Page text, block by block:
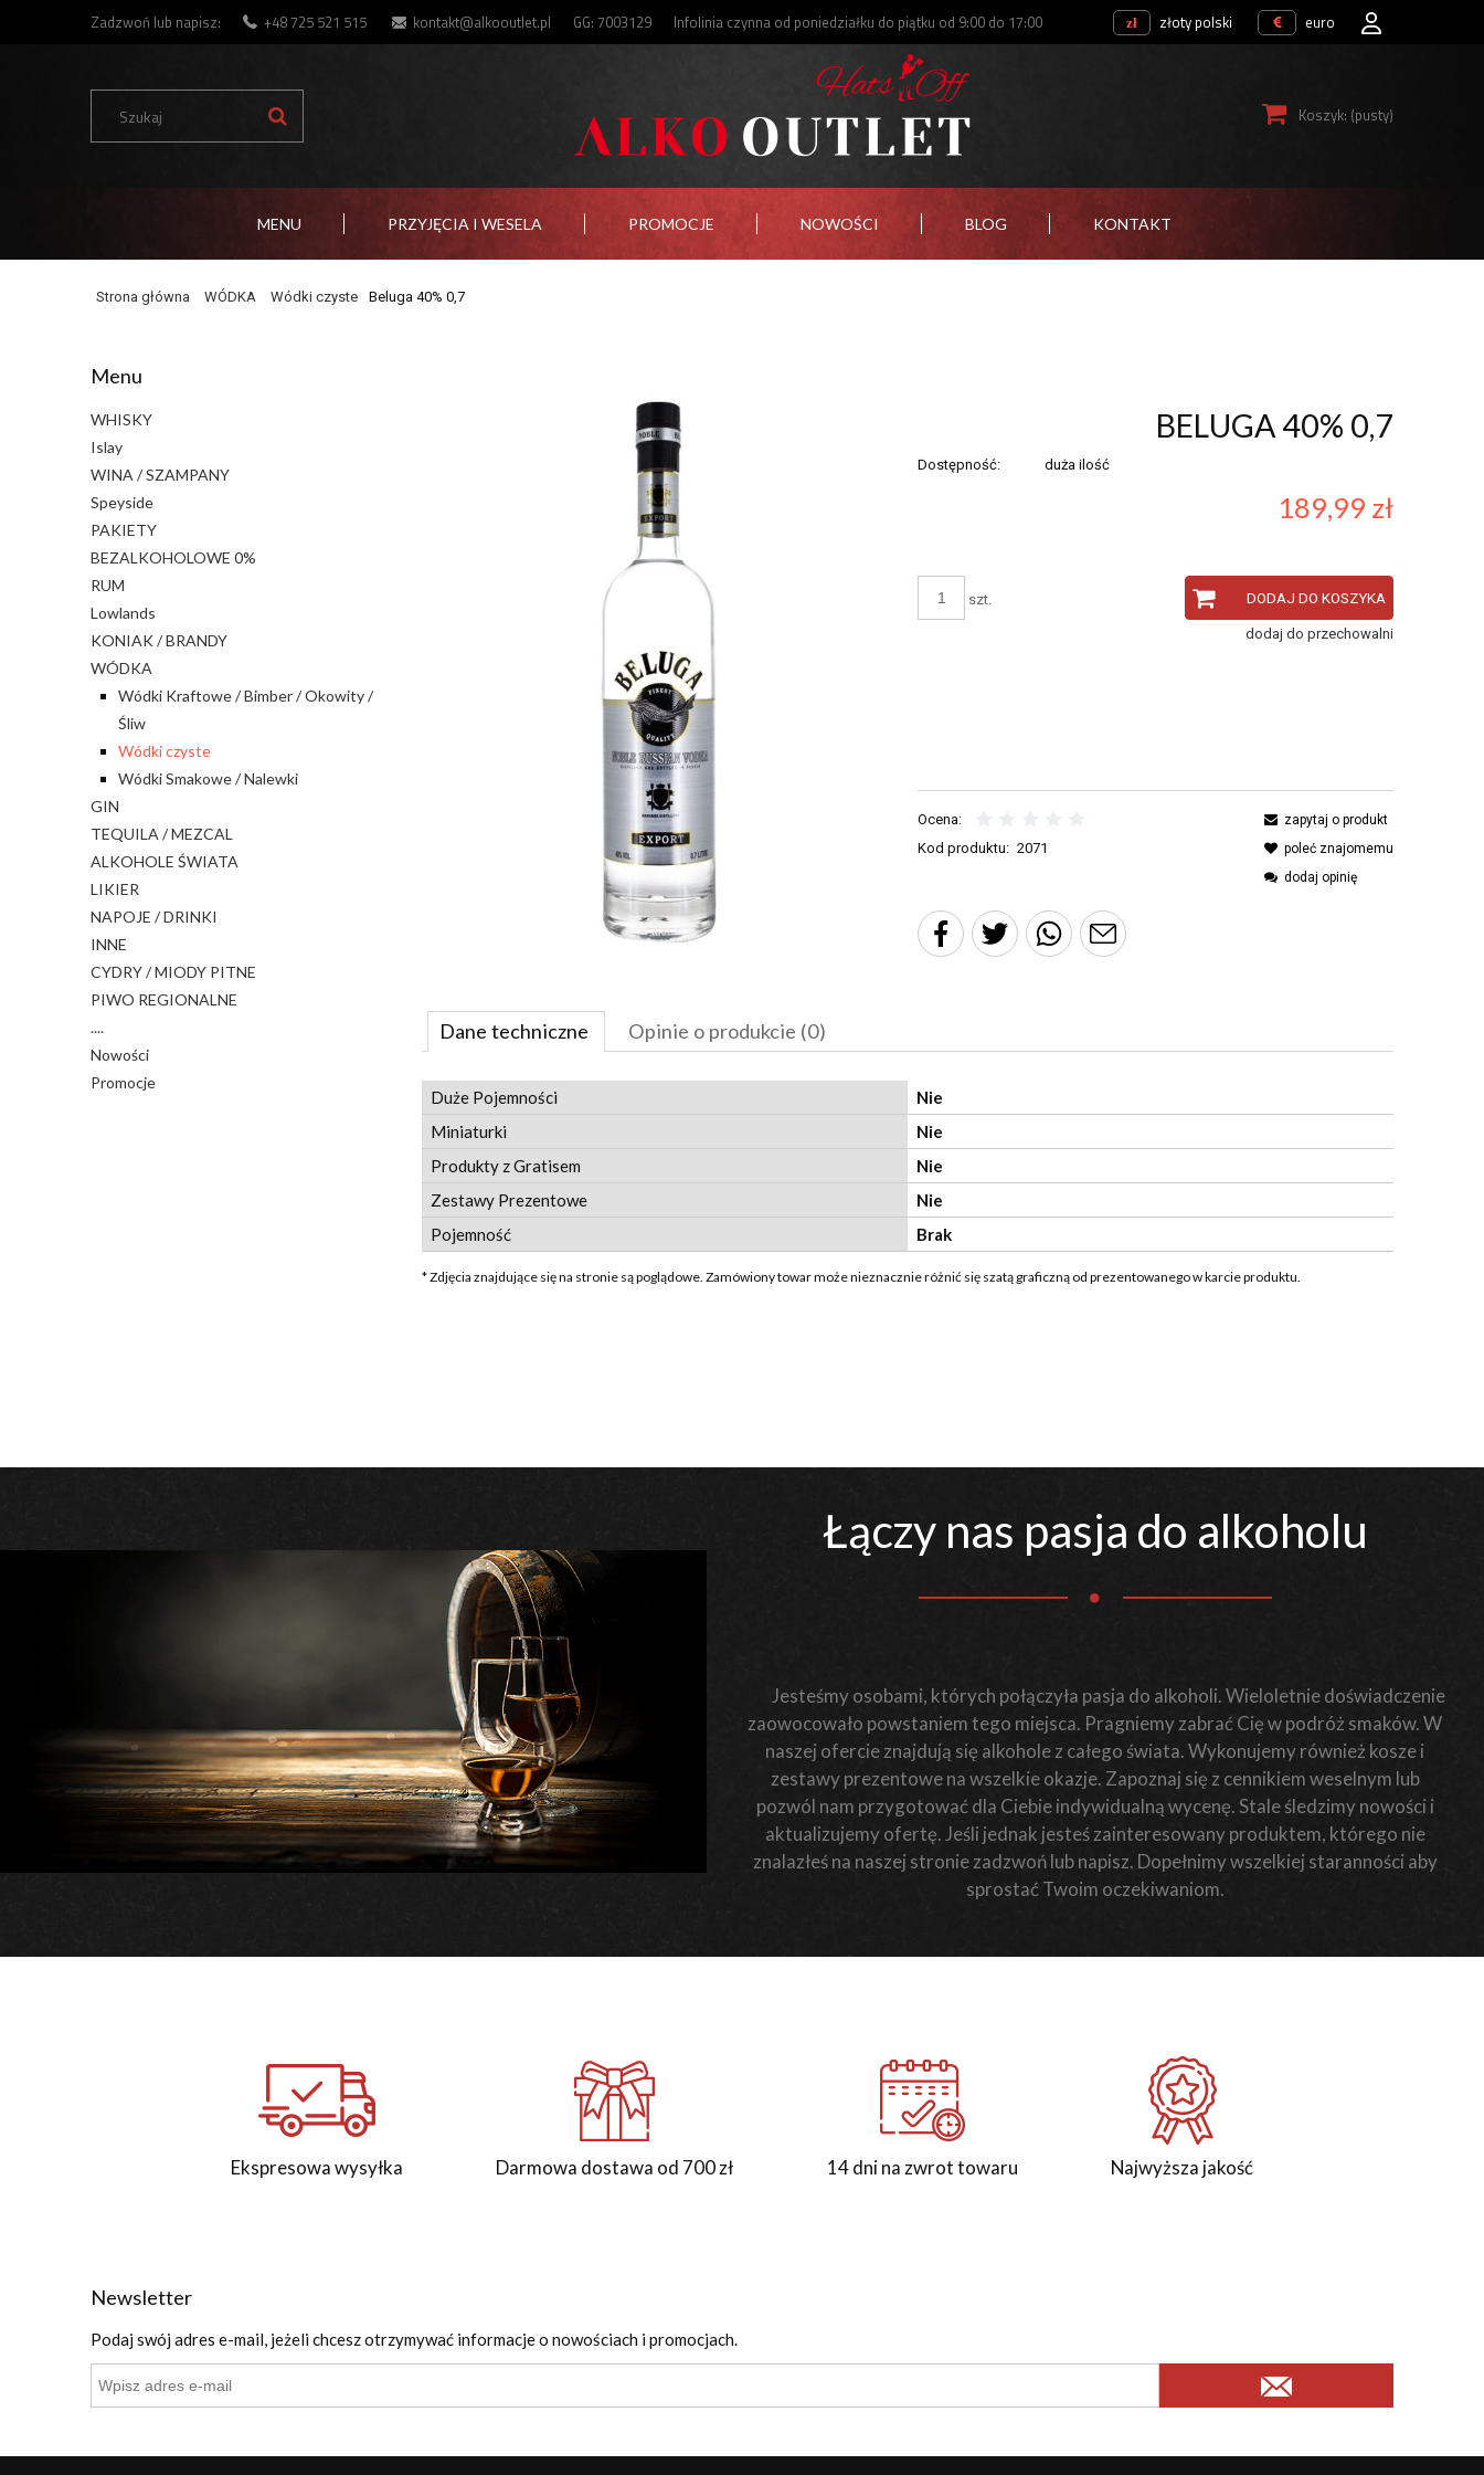
Zadzwoń lub napisz: +48 725 521 515 kontakt@alkooutlet.pl GG: 7003129 Infolinia czynna od poniedziałku do piątku od 9:00 do 17:00 złoty polski euro
Koszyk: (pusty)
MENU PRZYJĘCIA I WESELA PROMOCJE NOWOŚCI BLOG KONTAKT
Strona główna WÓDKA Wódki czyste Beluga 40% 0,7
Menu
WHISKY
Islay
WINA / SZAMPANY
Speyside
PAKIETY
BEZALKOHOLOWE 0%
RUM
Lowlands
KONIAK / BRANDY
WÓDKA
Wódki Kraftowe / Bimber / Okowity /
Śliw
Wódki czyste
Wódki Smakowe / Nalewki
GIN
TEQUILA / MEZCAL
ALKOHOLE ŚWIATA
LIKIER
NAPOJE / DRINKI
INNE
CYDRY / MIODY PITNE
PIWO REGIONALNE
....
Nowości
Promocje
BELUGA 40% 0,7
Dostępność: duża ilość
189,99 zł
szt. DODAJ DO KOSZYKA
dodaj do przechowalni
Ocena:
Kod produktu: 2071
zapytaj o produkt
poleć znajomemu
dodaj opinię
Dane techniczne Opinie o produkcie (0)
Duże Pojemności
Nie
Miniaturki
Nie
Produkty z Gratisem
Nie
Zestawy Prezentowe
Nie
Pojemność
Brak
* Zdjęcia znajdujące się na stronie są poglądowe. Zamówiony towar może nieznacznie różnić się szatą graficzną od prezentowanego w karcie produktu.
Łączy nas pasja do alkoholu
Jesteśmy osobami, których połączyła pasja do alkoholi. Wieloletnie doświadczenie
zaowocowało powstaniem tego miejsca. Pragniemy zabrać Cię w podróż smaków. W
naszej ofercie znajdują się alkohole z całego świata. Wykonujemy również kosze i
zestawy prezentowe na wszelkie okazje. Zapoznaj się z cennikiem weselnym lub
pozwól nam przygotować dla Ciebie indywidualną wycenę. Stale śledzimy nowości i
aktualizujemy ofertę. Jeśli jednak jesteś zainteresowany produktem, którego nie
znalazłeś na naszej stronie zadzwoń lub napisz. Dopełnimy wszelkiej staranności aby
sprostać Twoim oczekiwaniom.
Ekspresowa wysyłka Darmowa dostawa od 700 zł 14 dni na zwrot towaru Najwyższa jakość
Newsletter
Podaj swój adres e-mail, jeżeli chcesz otrzymywać informacje o nowościach i promocjach.